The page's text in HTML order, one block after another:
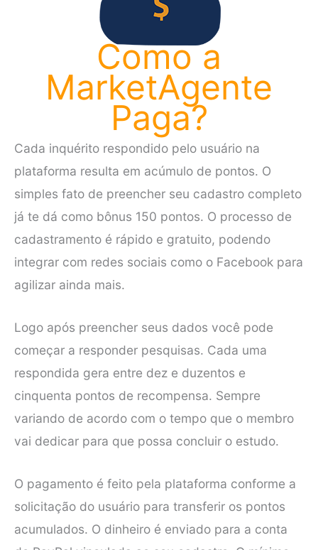
Como a
MarketAgente
Paga?
Cada inquérito respondido pelo usuário na
plataforma resulta em acúmulo de pontos. O
simples fato de preencher seu cadastro completo
já te dá como bônus 150 pontos. O processo de
cadastramento é rápido e gratuito, podendo
integrar com redes sociais como o Facebook para
agilizar ainda mais.
Logo após preencher seus dados você pode
começar a responder pesquisas. Cada uma
respondida gera entre dez e duzentos e
cinquenta pontos de recompensa. Sempre
variando de acordo com o tempo que o membro
vai dedicar para que possa concluir o estudo.
O pagamento é feito pela plataforma conforme a
solicitação do usuário para transferir os pontos
acumulados. O dinheiro é enviado para a conta